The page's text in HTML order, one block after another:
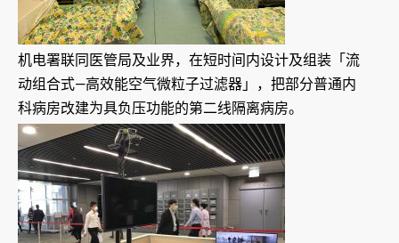
机电署联同医管局及业界，在短时间内设计及组装「流
动组合式—高效能空气微粒子过滤器」，把部分普通内
科病房改建为具负压功能的第二线隔离病房。